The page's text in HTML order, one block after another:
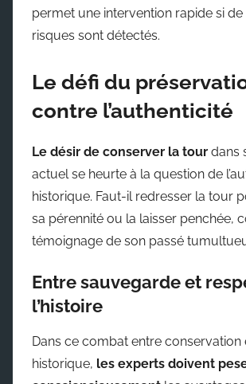
permet une intervention rapide si
risques sont détectés.
Le défi du
contre l’authenticité
Le désir de conserver la tour dans
actuel se heurte à la question de
historique. Faut-il redresser la tour
sa pérennité ou la laisser penchée,
témoignage de son passé
Entre sauvegarde et
l’histoire
Dans ce combat entre conservation
historique, les experts doivent